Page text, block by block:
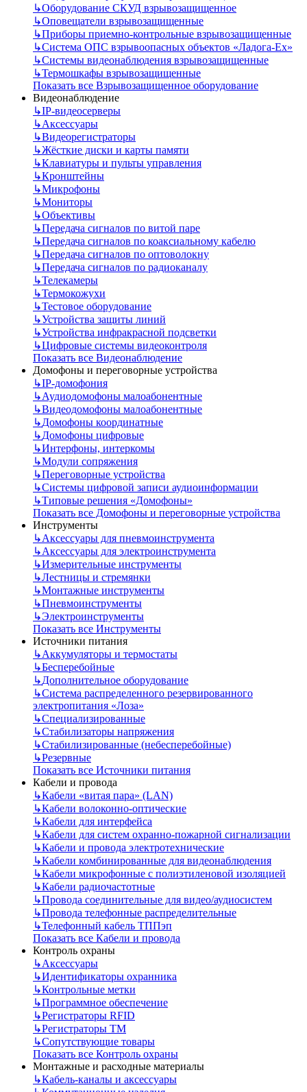
↳Оборудование СКУД взрывозащищенное
↳Оповещатели взрывозащищенные
↳Приборы приемно-контрольные взрывозащищенные
↳Система ОПС взрывоопасных объектов «Ладога-Ex»
↳Системы видеонаблюдения взрывозащищенные
↳Термошкафы взрывозащищенные
Показать все Взрывозащищенное оборудование
Видеонаблюдение
↳IP-видеосерверы
↳Аксессуары
↳Видеорегистраторы
↳Жёсткие диски и карты памяти
↳Клавиатуры и пульты управления
↳Кронштейны
↳Микрофоны
↳Мониторы
↳Объективы
↳Передача сигналов по витой паре
↳Передача сигналов по коаксиальному кабелю
↳Передача сигналов по оптоволокну
↳Передача сигналов по радиоканалу
↳Телекамеры
↳Термокожухи
↳Тестовое оборудование
↳Устройства защиты линий
↳Устройства инфракрасной подсветки
↳Цифровые системы видеоконтроля
Показать все Видеонаблюдение
Домофоны и переговорные устройства
↳IP-домофония
↳Аудиодомофоны малоабонентные
↳Видеодомофоны малоабонентные
↳Домофоны координатные
↳Домофоны цифровые
↳Интерфоны, интеркомы
↳Модули сопряжения
↳Переговорные устройства
↳Системы цифровой записи аудиоинформации
↳Типовые решения «Домофоны»
Показать все Домофоны и переговорные устройства
Инструменты
↳Аксессуары для пневмоинструмента
↳Аксессуары для электроинструмента
↳Измерительные инструменты
↳Лестницы и стремянки
↳Монтажные инструменты
↳Пневмоинструменты
↳Электроинструменты
Показать все Инструменты
Источники питания
↳Аккумуляторы и термостаты
↳Бесперебойные
↳Дополнительное оборудование
↳Система распределенного резервированного
электропитания «Лоза»
↳Специализированные
↳Стабилизаторы напряжения
↳Стабилизированные (небесперебойные)
↳Резервные
Показать все Источники питания
Кабели и провода
↳Кабели «витая пара» (LAN)
↳Кабели волоконно-оптические
↳Кабели для интерфейса
↳Кабели для систем охранно-пожарной сигнализации
↳Кабели и провода электротехнические
↳Кабели комбинированные для видеонаблюдения
↳Кабели микрофонные с полиэтиленовой изоляцией
↳Кабели радиочастотные
↳Провода соединительные для видео/аудиосистем
↳Провода телефонные распределительные
↳Телефонный кабель ТППэп
Показать все Кабели и провода
Контроль охраны
↳Аксессуары
↳Идентификаторы охранника
↳Контрольные метки
↳Программное обеспечение
↳Регистраторы RFID
↳Регистраторы ТМ
↳Сопутствующие товары
Показать все Контроль охраны
Монтажные и расходные материалы
↳Кабель-каналы и аксессуары